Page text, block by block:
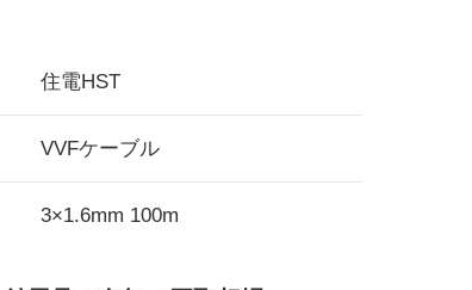
住電HST
VVFケーブル
3×1.6mm 100m